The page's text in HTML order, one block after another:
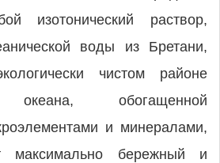
изотонический раствор,
воды из Бретани,
чистом районе
океана, обогащенной
и минералами,
максимально бережный и